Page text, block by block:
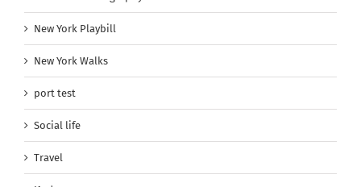
New York Playbill
New York Walks
port test
Social life
Travel